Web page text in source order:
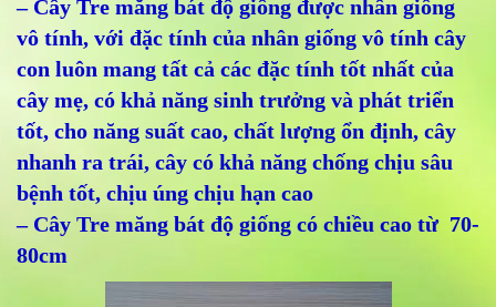
– Cây Tre măng bát độ giống được nhân giống
vô tính, với đặc tính của nhân giống vô tính cây
con luôn mang tất cả các đặc tính tốt nhất của
cây mẹ, có khả năng sinh trưởng và phát triển
tốt, cho năng suất cao, chất lượng ổn định, cây
nhanh ra trái, cây có khả năng chống chịu sâu
bệnh tốt, chịu úng chịu hạn cao
– Cây Tre măng bát độ giống có chiều cao từ 70-
80cm